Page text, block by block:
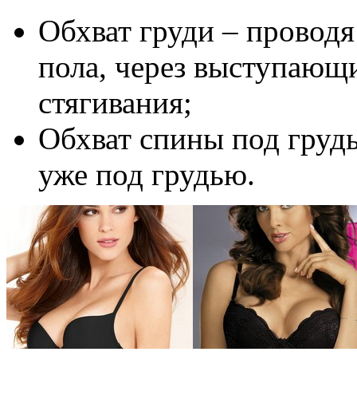
Обхват груди –
пола, через
стягивания;
Обхват спины под
уже под грудью.